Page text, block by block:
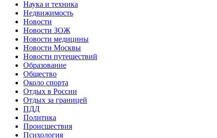
Наука и техника
Недвижимость
Новости
Новости ЗОЖ
Новости медицины
Новости Москвы
Новости путешествий
Образование
Общество
Около спорта
Отдых в России
Отдых за границей
ПДД
Политика
Происшествия
Психология